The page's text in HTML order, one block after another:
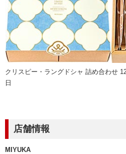
クリスピー・ラングドシャ 詰め合わせ
日
店舗情報
MIYUKA